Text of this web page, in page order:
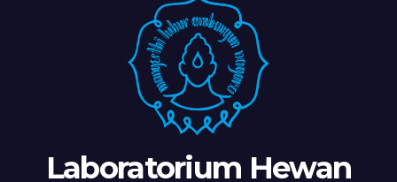
Laboratorium Hewan